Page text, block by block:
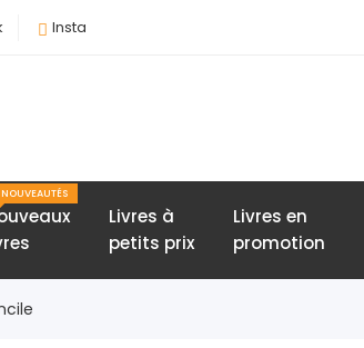
Insta
NOUVEAUTÉS
Livres à
petits prix
Livres en
promotion